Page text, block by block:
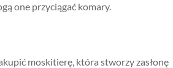
one przyciągać komary.
moskitierę, która stworzy zasłonę